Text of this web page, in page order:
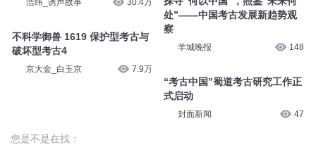
不科学御兽 1619 保护型考古与
破坏型考古4
京大金_白玉京 7.9万
处”——中国考古发展新趋势观
察
羊城晚报 148
“考古中国”蜀道考古研究工作正
式启动
封面新闻 47
您是不是在找：